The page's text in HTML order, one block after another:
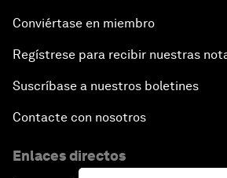
Conviértase en miembro
Regístrese para recibir nuestras
Suscríbase a nuestros boletines
Contacte con nosotros
Enlaces directos